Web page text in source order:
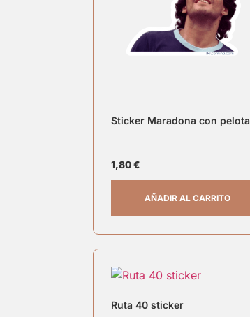
Sticker Maradona con pelota
1,80€
AÑADIR AL CARRITO
Ruta 40 sticker